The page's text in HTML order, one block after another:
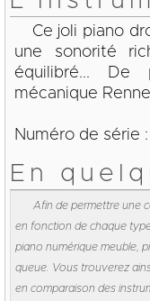
Ce joli piano
une sonorité
équilibré...
mécanique
Numéro de série
En
Afin de permettre une
en fonction de chaque
piano numérique meuble,
queue. Vous trouverez
en comparaison des